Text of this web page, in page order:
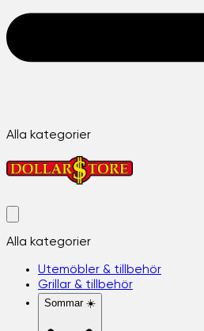
Alla kategorier
Alla kategorier
Utemöbler & tillbehör
Grillar & tillbehör
Sommar ☀️